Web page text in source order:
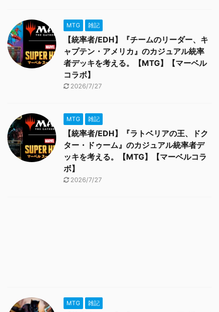
MTG 雑記
【統率者/EDH】『チームのリーダー、キ
ャプテン・アメリカ』のカジュアル統率
者デッキを考える。【MTG】【マーベル
コラボ】
2026/7/27
MTG 雑記
【統率者/EDH】『ラトベリアの王、ドク
ター・ドゥーム』のカジュアル統率者デ
ッキを考える。【MTG】【マーベルコラ
ボ】
2026/7/27
MTG 雑記